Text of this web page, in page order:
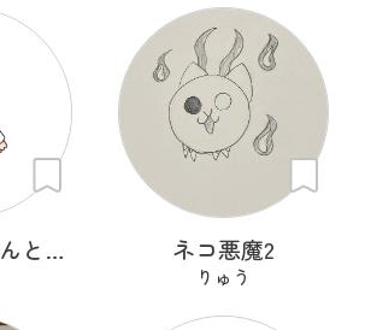
ひとつ目ちゃんとからかさくん ネコ悪魔2
りゅう